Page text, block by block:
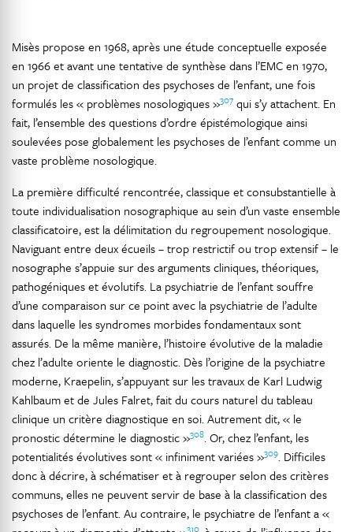
Misès propose en 1968, après une étude conceptuelle exposée
en 1966 et avant une tentative de synthèse dans l’EMC en 1970,
un projet de classification des psychoses de l’enfant, une fois
formulés les « problèmes nosologiques »307 qui s’y attachent. En
fait, l’ensemble des questions d’ordre épistémologique ainsi
soulevées pose globalement les psychoses de l’enfant comme un
vaste problème nosologique.
La première difficulté rencontrée, classique et consubstantielle à
toute individualisation nosographique au sein d’un vaste ensemble
classificatoire, est la délimitation du regroupement nosologique.
Naviguant entre deux écueils – trop restrictif ou trop extensif – le
nosographe s’appuie sur des arguments cliniques, théoriques,
pathogéniques et évolutifs. La psychiatrie de l’enfant souffre
d’une comparaison sur ce point avec la psychiatrie de l’adulte
dans laquelle les syndromes morbides fondamentaux sont
assurés. De la même manière, l’histoire évolutive de la maladie
chez l’adulte oriente le diagnostic. Dès l’origine de la psychiatre
moderne, Kraepelin, s’appuyant sur les travaux de Karl Ludwig
Kahlbaum et de Jules Falret, fait du cours naturel du tableau
clinique un critère diagnostique en soi. Autrement dit, « le
pronostic détermine le diagnostic »308. Or, chez l’enfant, les
potentialités évolutives sont « infiniment variées »309. Difficiles
donc à décrire, à schématiser et à regrouper selon des critères
communs, elles ne peuvent servir de base à la classification des
psychoses de l’enfant. Au contraire, le psychiatre de l’enfant a «
310